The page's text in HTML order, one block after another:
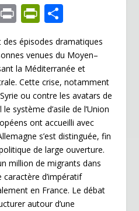
Pr
in
t
Pr
in
tF
ri
e
n
dl
y
ar
ta
g
er
épisodes dramatiques
venues du Moyen–
la Méditerranée et
Cette crise, notamment
ou contre les avatars de
système d’asile de l’Union
ont accueilli avec
s’est distinguée, fin
de large ouverture.
million de migrants dans
d’impératif
en France. Le débat
autour d’une